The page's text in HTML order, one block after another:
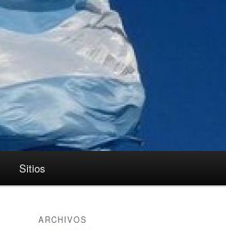
Sitios
ARCHIVOS